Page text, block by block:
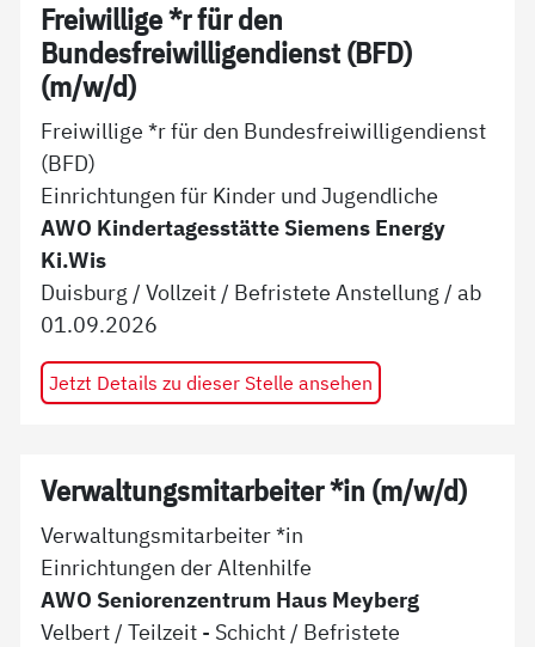
Freiwillige *r für den
Bundesfreiwilligendienst (BFD)
(m/w/d)
Freiwillige *r für den Bundesfreiwilligendienst
(BFD)
Einrichtungen für Kinder und Jugendliche
AWO Kindertagesstätte Siemens Energy
Ki.Wis
Duisburg /Vollzeit / Befristete Anstellung / ab
01.09.2026
Jetzt Details zu dieser Stelle ansehen
Verwaltungsmitarbeiter *in (m/w/d)
Verwaltungsmitarbeiter *in
Einrichtungen der Altenhilfe
AWO Seniorenzentrum Haus Meyberg
Velbert /Teilzeit - Schicht / Befristete